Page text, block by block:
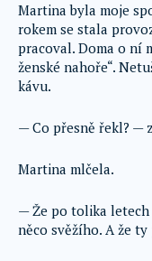
Martina byla moje
rokem se stala
pracoval. Doma o ní
ženské nahoře“.
kávu.
— Co přesně řekl? —
Martina mlčela.
— Že po tolika
něco svěžího. A že